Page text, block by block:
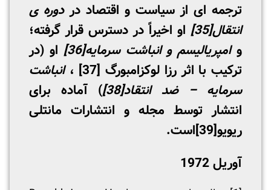
ترجمه­ ای از سیاست و اقتصاد دردوره­ ی
انتقال[35]
او اخیراً در دسترس قرار گرفته؛
وامپریالیسم و انباشت سرمایه[36]
او (در
ترکیب با اثر رزا لوکزامبورگ [37] ،انباشت
سرمایه– ضد انتقاد[38]
) آماده برای
انتشار توسط مجله و انتشارات مانتلی
ریویو[39]
است.
آوریل 1972